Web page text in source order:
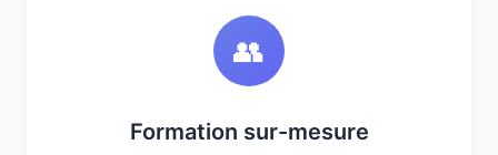
👥
Formation sur-mesure